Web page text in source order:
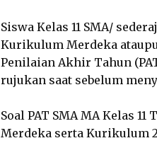
Siswa Kelas 11 SMA/
Kurikulum Merdeka
Penilaian Akhir Tahun
rujukan saat sebelum
Soal PAT SMA MA Kelas
Merdeka serta Kurikulum